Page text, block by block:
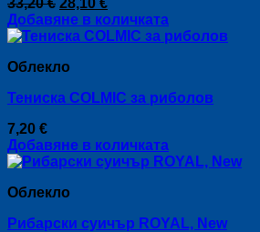
may
be
chosen
the
product
page
33,20€
price
was:
28,10 €
цена
е:
Добавяне в количката
Облекло
Тениска COLMIC за риболов
7,20 €
Добавяне в количката
Облекло
Рибарски суичър ROYAL, New